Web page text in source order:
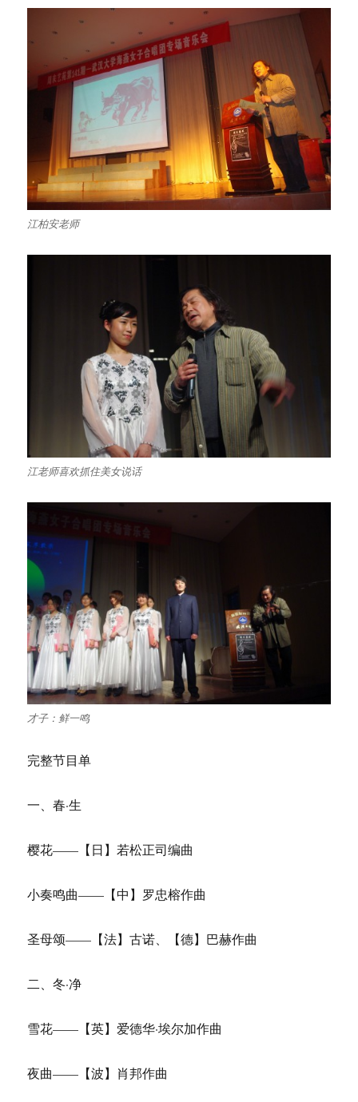
江柏安老师
江老师喜欢抓住美女说话
才子：鲜一鸣
完整节目单
一、春·生
樱花——【日】若松正司编曲
小奏鸣曲——【中】罗忠榕作曲
圣母颂——【法】古诺、【德】巴赫作曲
二、冬·净
雪花——【英】爱德华·埃尔加作曲
夜曲——【波】肖邦作曲